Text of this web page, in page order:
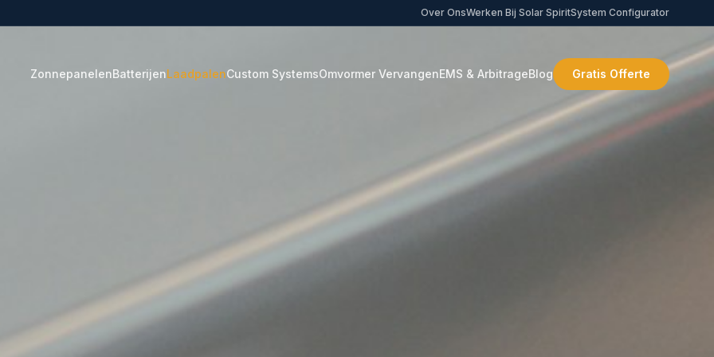
Over OnsWerken Bij Solar SpiritSystem Configurator
ZonnepanelenBatterijenLaadpalenCustom SystemsOmvormer VervangenEMS & ArbitrageBlog Gratis Offerte